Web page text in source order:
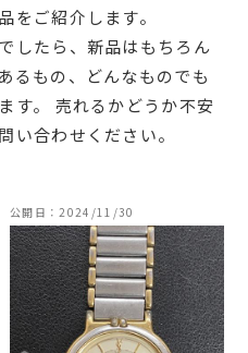
をご紹介します。
したら、新品はもちろん
るもの、どんなものでも
す。 売れるかどうか不安
い合わせください。
公開日：2024/11/30